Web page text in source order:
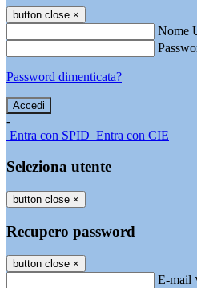
button close ×
Nome
Password dimenticata?
-
Entra con SPID Entra con CIE
Seleziona utente
button close ×
Recupero password
button close ×
E-mail